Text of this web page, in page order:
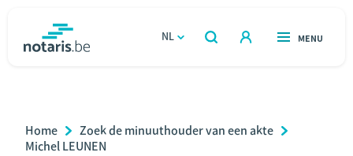
gaan
NL
OPEN
ZOEKEN
OPEN
MENU
Relatie & samenleven
Breadcrumb
Home
Zoek de minuuthouder van een akte
Michel LEUNEN